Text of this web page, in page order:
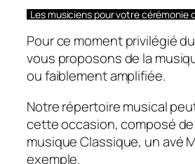
Les musiciens pour votre cérémonie
Pour ce moment privilégié
vous proposons de la
ou faiblement amplifiée.
Notre répertoire musical
cette occasion, composé
musique Classique, un avé
exemple.